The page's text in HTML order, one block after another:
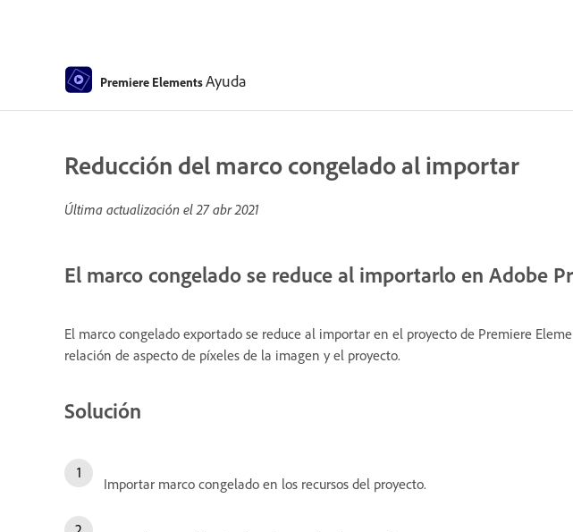
Premiere ElementsAyuda
Reducción del marco congelado al importar
Última actualización el27 abr 2021
El marco congelado se reduce al importarlo en Adobe
El marco congelado exportado se reduce al importar en el proyecto de Premiere
relación de aspecto de píxeles de la imagen y el proyecto.
Solución
Importar marco congelado en los recursos del proyecto.